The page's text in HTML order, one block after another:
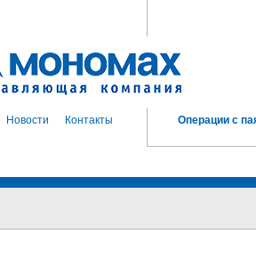
Новости Контакты Операции с